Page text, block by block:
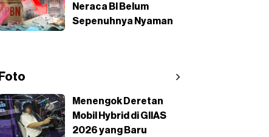
Neraca BI Belum
Sepenuhnya Nyaman
Foto
Menengok Deretan
Mobil Hybrid di GIIAS
2026 yang Baru